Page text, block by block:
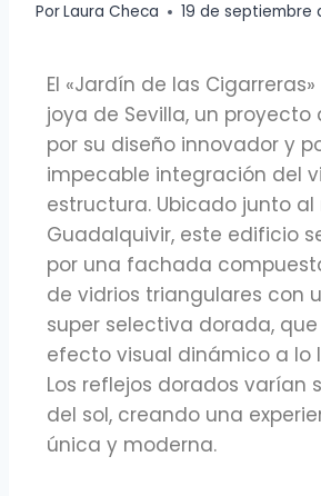
PorLaura Checa 19 de septiembre
El «Jardín de las
joya de Sevilla, un
por su diseño innovador y
impecable integración del
estructura. Ubicado junto al
Guadalquivir, este edificio
por una fachada
de vidrios triangulares con
super selectiva dorada,
efecto visual dinámico a lo
Los reflejos dorados varían
del sol, creando una
única y moderna.